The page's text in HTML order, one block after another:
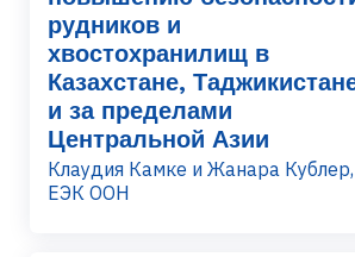
рудников и
хвостохранилищ в
Казахстане,
и за пределами
Центральной Азии
Клаудия Камке и Жанара Кублер,
ЕЭК ООН